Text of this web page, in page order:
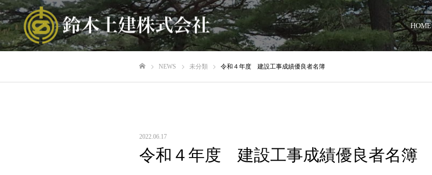
HOME
NEWS 未分類 令和４年度 建設工事成績優良者名簿
2022.06.17
令和４年度 建設工事成績優良者名簿